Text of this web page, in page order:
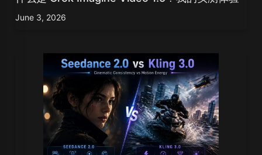
June 3, 2026